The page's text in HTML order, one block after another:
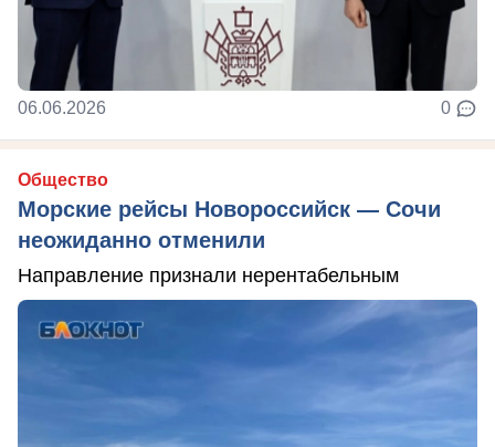
06.06.2026 0
Общество
Морские рейсы Новороссийск — Сочи
неожиданно отменили
Направление признали нерентабельным